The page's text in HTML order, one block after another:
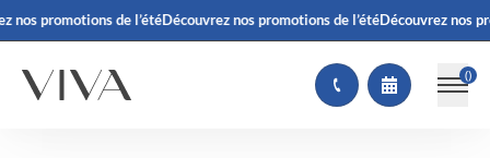
nos promotions de l’étéDécouvrez nos promotions de l’étéDécouvrez nos
()